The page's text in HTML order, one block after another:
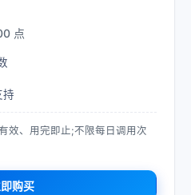
点
持
效、用完即止;不限每日调用次
购买